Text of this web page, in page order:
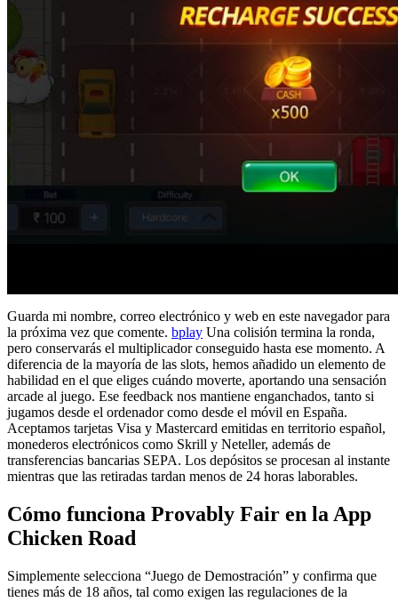
Guarda mi nombre, correo electrónico y web en este navegador para
la próxima vez que comente. bplay Una colisión termina la ronda,
pero conservarás el multiplicador conseguido hasta ese momento. A
diferencia de la mayoría de las slots, hemos añadido un elemento de
habilidad en el que eliges cuándo moverte, aportando una sensación
arcade al juego. Ese feedback nos mantiene enganchados, tanto si
jugamos desde el ordenador como desde el móvil en España.
Aceptamos tarjetas Visa y Mastercard emitidas en territorio español,
monederos electrónicos como Skrill y Neteller, además de
transferencias bancarias SEPA. Los depósitos se procesan al instante
mientras que las retiradas tardan menos de 24 horas laborables.
Cómo funciona Provably Fair en la App
Chicken Road
Simplemente selecciona “Juego de Demostración” y confirma que
tienes más de 18 años, tal como exigen las regulaciones de la